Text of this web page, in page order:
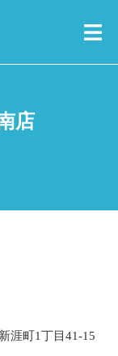
店
涯町1丁目41-15